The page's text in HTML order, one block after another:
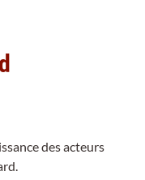
des acteurs